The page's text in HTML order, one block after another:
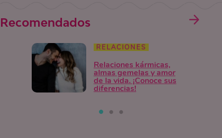
Recomendados
RELACIONES
Relaciones kármicas,
almas gemelas y amor
de la vida. ¡Conoce sus
diferencias!